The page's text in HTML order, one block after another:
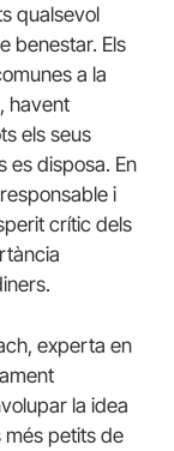
qualsevol
benestar. Els
a la
havent
els seus
es disposa. En
i
crític dels
experta en
la idea
més petits de